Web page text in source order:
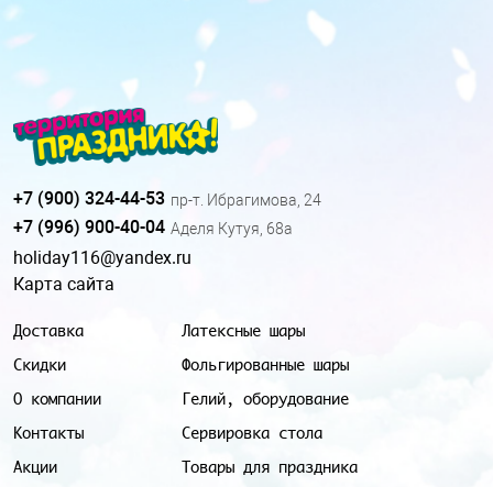
Доставка
Скидки
О компании
Контакты
Акции
Латексные шары
Фольгированные шары
Гелий, оборудование
Сервировка стола
Товары для праздника
+7 (900) 324-44-53 пр-т. Ибрагимова, 24
+7 (996) 900-40-04 Аделя Кутуя, 68а
holiday116@yandex.ru
Карта сайта